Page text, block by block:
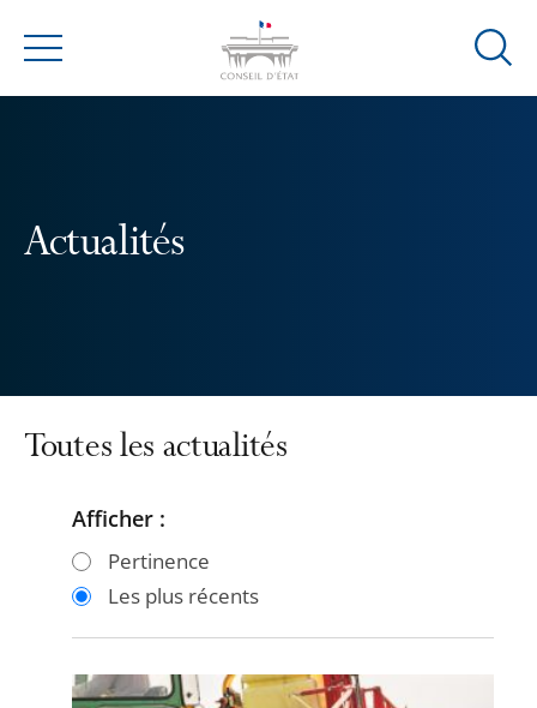
Menu
Ouvrir
Actualités
Toutes les actualités
Passer
filtres
après
Passer
filtres
avant
Afficher :
Pertinence
Les plus récents
Réglementation